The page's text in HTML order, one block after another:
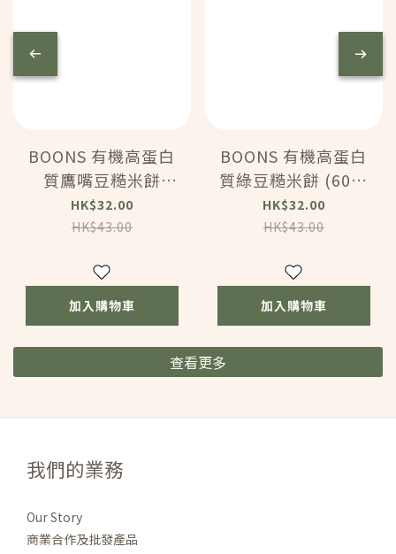
BOONS 有機高蛋白
質鷹嘴豆糙米餅
(60g) (163311)
HK$32.00
HK$43.00
加入購物車
BOONS 有機高蛋白
質綠豆糙米餅 (60g)
(163310)
HK$32.00
HK$43.00
加入購物車
查看更多
我們的業務
Our Story
商業合作及批發產品